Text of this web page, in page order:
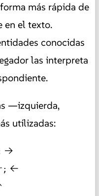
más rápida de
en el texto.
conocidas
las interpreta
—izquierda,
utilizadas:
→
←